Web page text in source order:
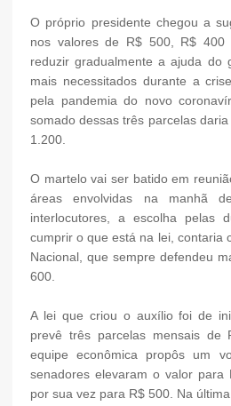
O próprio presidente chegou a
nos valores de R$ 500, R$
reduzir gradualmente a ajuda do
mais necessitados durante a
pela pandemia do novo
somado dessas três parcelas
1.200.
O martelo vai ser batido em
áreas envolvidas na manhã
interlocutores, a escolha pelas
cumprir o que está na lei, contaria
Nacional, que sempre defendeu
600.
A lei que criou o auxílio foi de
prevê três parcelas mensais de
equipe econômica propôs um
senadores elevaram o valor
por sua vez para R$ 500. Na